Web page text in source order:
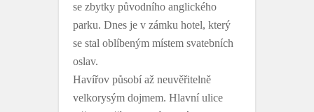
se zbytky původního anglického
parku. Dnes je v zámku hotel, který
se stal oblíbeným místem svatebních
oslav.
Havířov působí až neuvěřitelně
velkorysým dojmem. Hlavní ulice